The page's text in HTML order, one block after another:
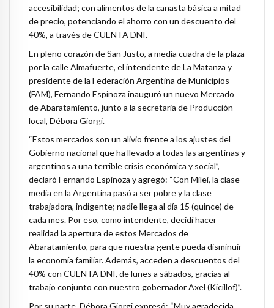
accesibilidad; con alimentos de la canasta básica a mitad
de precio, potenciando el ahorro con un descuento del
40%, a través de CUENTA DNI.
En pleno corazón de San Justo, a media cuadra de la plaza
por la calle Almafuerte, el intendente de La Matanza y
presidente de la Federación Argentina de Municipios
(FAM), Fernando Espinoza inauguró un nuevo Mercado
de Abaratamiento, junto a la secretaria de Producción
local, Débora Giorgi.
“Estos mercados son un alivio frente a los ajustes del
Gobierno nacional que ha llevado a todas las argentinas y
argentinos a una terrible crisis económica y social”,
declaró Fernando Espinoza y agregó: “Con Milei, la clase
media en la Argentina pasó a ser pobre y la clase
trabajadora, indigente; nadie llega al día 15 (quince) de
cada mes. Por eso, como intendente, decidí hacer
realidad la apertura de estos Mercados de
Abaratamiento, para que nuestra gente pueda disminuir
la economía familiar. Además, acceden a descuentos del
40% con CUENTA DNI, de lunes a sábados, gracias al
trabajo conjunto con nuestro gobernador Axel (Kicillof)”.
Por su parte, Débora Giorgi expresó: “Muy agradecida